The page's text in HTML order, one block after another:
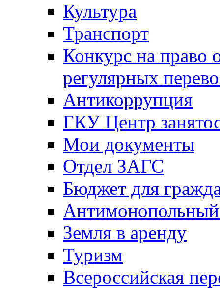
Культура
Транспорт
Конкурс на право
регулярных
Антикоррупция
ГКУ Центр
Мои документы
Отдел ЗАГС
Бюджет для
Антимонопольный
Земля в аренду
Туризм
Всероссийская